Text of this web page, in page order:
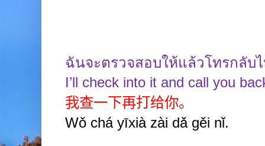
ฉันจะตรวจสอบให้แล้วโทรกลับ
I’ll check into it and call you
我查一下再打给你。
Wǒ chá yīxià zài dǎ gěi nǐ.